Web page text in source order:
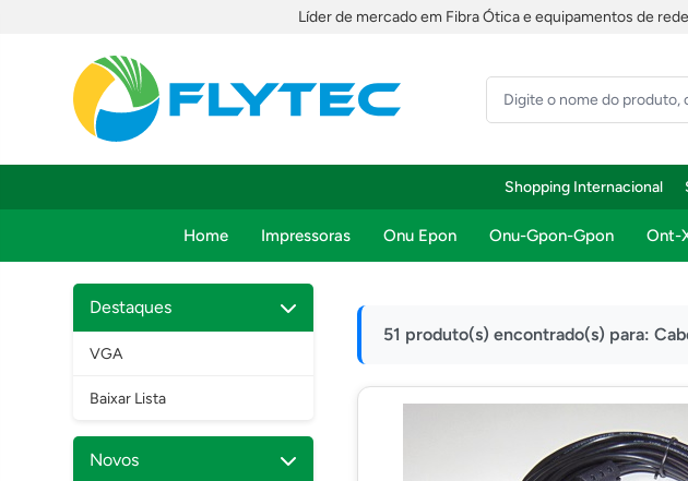
Líder de mercado em Fibra Ótica e equipamentos de rede
Shopping Internacional
Home Impressoras Onu Epon Onu-Gpon-Gpon Ont-
Destaques
VGA
Baixar Lista
Novos
51 produto(s) encontrado(s) para: